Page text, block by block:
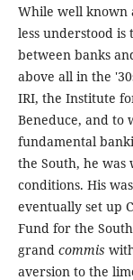
While well known
less understood
between banks
above all in the
IRI, the Institute
Beneduce, and to
fundamental
the South, he
conditions. His
eventually set up
Fund for the
grand commis
aversion to the